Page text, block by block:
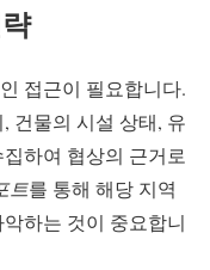
접근이 필요합니다.
건물의 시설 상태, 유
하여 협상의 근거로
트를 통해 해당 지역
하는 것이 중요합니